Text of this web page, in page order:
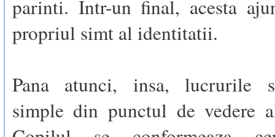
parinti. Intr-un final, acesta
propriul simt al identitatii.
Pana atunci, insa, lucrurile
simple din punctul de vedere